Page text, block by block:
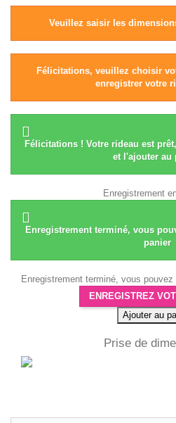
Veuillez saisir les
Félicitations, veuillez choisir
enregistrer votre
Félicitations ! Votre rideau est
et l'ajouter au
Enregistrement
Enregistrement terminé, vous
panier
Enregistrement terminé, vous
ENREGISTREZ
Ajouter au
Prise de